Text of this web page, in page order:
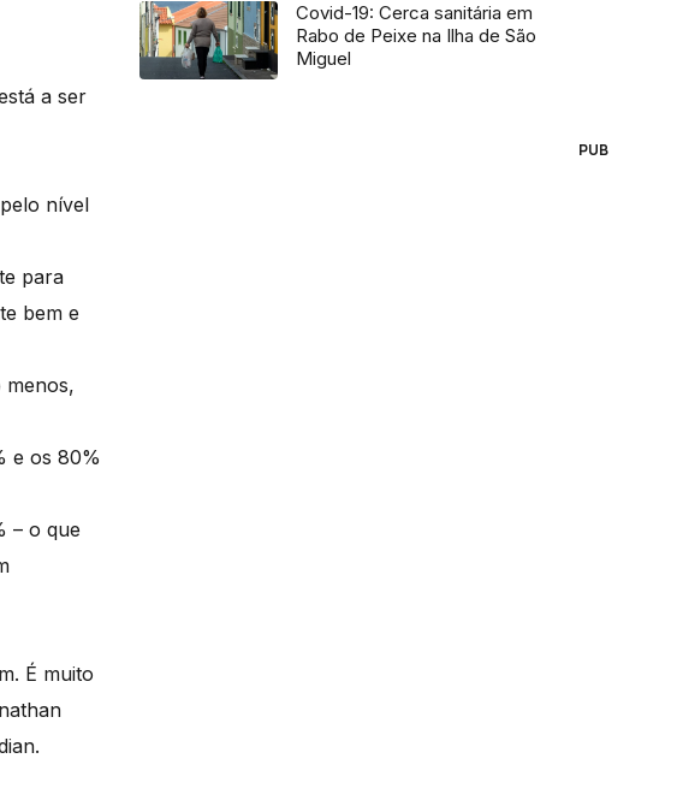
a ser
nível
para
bem e
menos,
e os 80%
– o que
É muito
Covid-19: Cerca sanitária em
Rabo de Peixe na Ilha de São
Miguel
PUB